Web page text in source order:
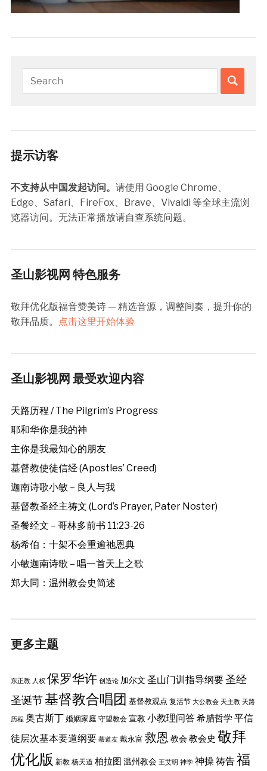
提示访客
不支持从中国发起访问。 请使用 Google Chrome、
Edge、Safari、FireFox、Brave、Vivaldi 等全球主流浏
览器访问。无法正常播放请自查系统问题。
圣山影视网 特色服务
敬拜优化版福音赞美诗 — 精选音源，调整间奏，提升你的
敬拜品质。
点击这里开始体验
圣山影视网 最受欢迎内容
天路历程 / The Pilgrim’s Progress
耶和华你是我的神
主你是我最知心的朋友
基督教使徒信经 (Apostles’ Creed)
迦南诗歌小敏 – 良人与我
基督教圣经主祷文 (Lord’s Prayer, Pater Noster)
圣餐经文 – 哥林多前书 11:23-26
杨希伯：十架不会重逾祂恩典
小敏迦南诗歌 – 唱一首天上之歌
郑大同：温州教会史简述
更多主题
东正教 人权 保罗华许 创造论 加尔文 圣山门训指导纲要圣经
圣诞节基督教合唱团 基督教观点 复活节 大公教会 天主教 天路
历程 奥古斯丁婚姻家庭 守望教会 宣教 小教理问答希腊哲学平信
徒层次基本要道纲要 慕道友 戴永富 救恩 教会教会史 敬拜
优化版 新教 杨天道 柏拉图 温州教会 王艾明 神学 神操祷告福